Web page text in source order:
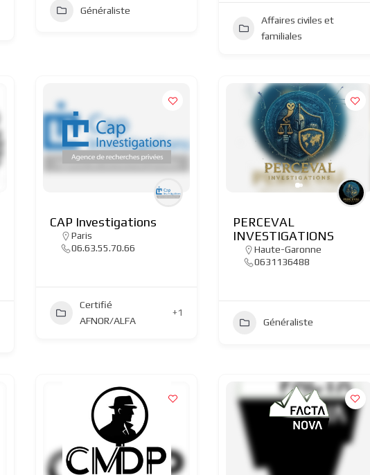
Généraliste
Affaires civiles et
familiales
CAP Investigations
Paris
06.63.55.70.66
Certifié
AFNOR/ALFA
+1
PERCEVAL
INVESTIGATIONS
Haute-Garonne
0631136488
Généraliste